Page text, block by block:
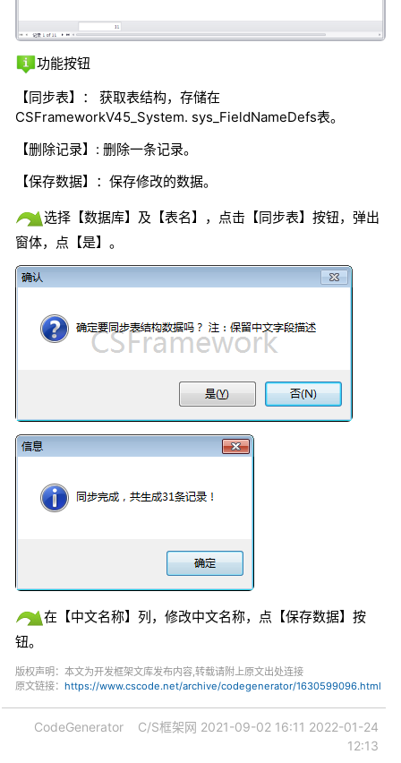
功能按钮
【同步表】： 获取表结构，存储在
CSFrameworkV45_System. sys_FieldNameDefs表。
【删除记录】: 删除一条记录。
【保存数据】：保存修改的数据。
选择【数据库】及【表名】，点击【同步表】按钮，弹出
窗体，点【是】。
在【中文名称】列，修改中文名称，点【保存数据】按
钮。
版权声明：本文为开发框架文库发布内容,转载请附上原文出处连接
原文链接： https://www.cscode.net/archive/codegenerator/1630599096.html
CodeGenerator C/S框架网 2021-09-02 16:11 2022-01-24
12:13